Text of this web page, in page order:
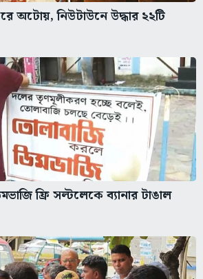
অটোয়, নিউটাউনে উদ্ধার ২২টি
ফ্রি সল্টলেকে ব্যানার টাঙাল